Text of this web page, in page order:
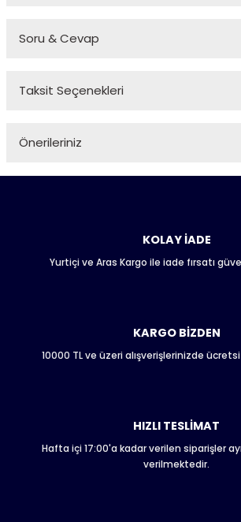
Soru & Cevap
Ürün hakkında henüz soru
Taksit Seçenekleri
Önerileriniz
Bu ürünün fiyat bilgisi, resim, ürün
Ürün resmi kalitesiz, bozuk veya
Ürün fiyatı diğer sitelerden daha pahalı.
Bu ürüne benzer farklı alternatifler
Gönder
KOLAY İADE
Yurtiçi ve Aras Kargo ile iade fırsatı
KARGO BİZDEN
10000 TL ve üzeri alışverişlerinizde
HIZLI TESLİMAT
Hafta içi 17:00'a kadar verilen siparişler
verilmektedir.